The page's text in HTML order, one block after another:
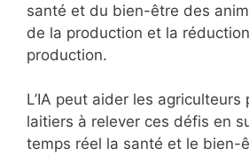
santé et du bien-être des
de la production et la
production.
L’IA peut aider les agriculteurs
laitiers à relever ces défis en
temps réel la santé et le bien-